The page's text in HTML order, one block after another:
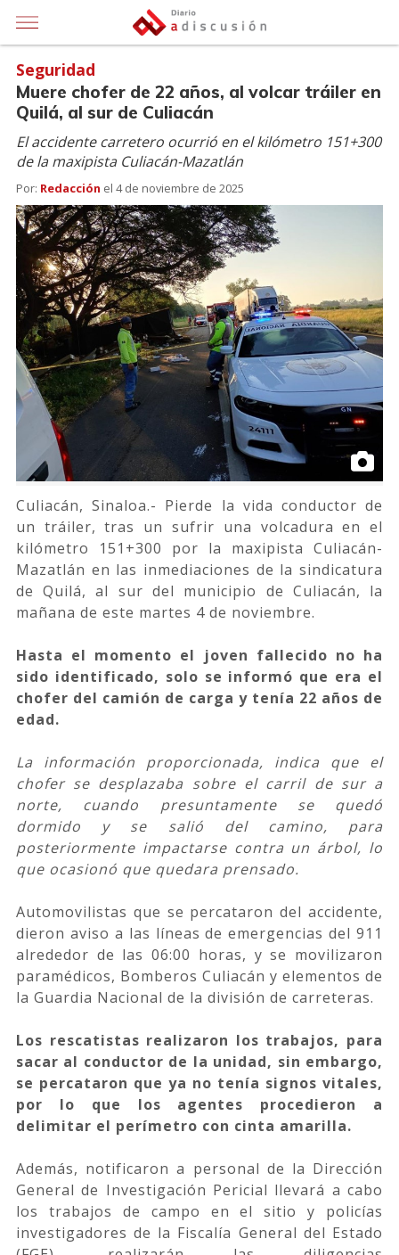
Seguridad
Muere chofer de 22 años, al volcar tráiler en
Quilá, al sur de Culiacán
El accidente carretero ocurrió en el kilómetro 151+300
de la maxipista Culiacán-Mazatlán
Por: Redacción el 4 de noviembre de 2025
Culiacán, Sinaloa.- Pierde la vida conductor de
un tráiler, tras un sufrir una volcadura en el
kilómetro 151+300 por la maxipista Culiacán-
Mazatlán en las inmediaciones de la sindicatura
de Quilá, al sur del municipio de Culiacán, la
mañana de este martes 4 de noviembre.
Hasta el momento el joven fallecido no ha
sido identificado, solo se informó que era el
chofer del camión de carga y tenía 22 años de
edad.
La información proporcionada, indica que el
chofer se desplazaba sobre el carril de sur a
norte, cuando presuntamente se quedó
dormido y se salió del camino, para
posteriormente impactarse contra un árbol, lo
que ocasionó que quedara prensado.
Automovilistas que se percataron del accidente,
dieron aviso a las líneas de emergencias del 911
alrededor de las 06:00 horas, y se movilizaron
paramédicos, Bomberos Culiacán y elementos de
la Guardia Nacional de la división de carreteras.
Los rescatistas realizaron los trabajos, para
sacar al conductor de la unidad, sin embargo,
se percataron que ya no tenía signos vitales,
por lo que los agentes procedieron a
delimitar el perímetro con cinta amarilla.
Además, notificaron a personal de la Dirección
General de Investigación Pericial llevará a cabo
los trabajos de campo en el sitio y policías
investigadores de la Fiscalía General del Estado